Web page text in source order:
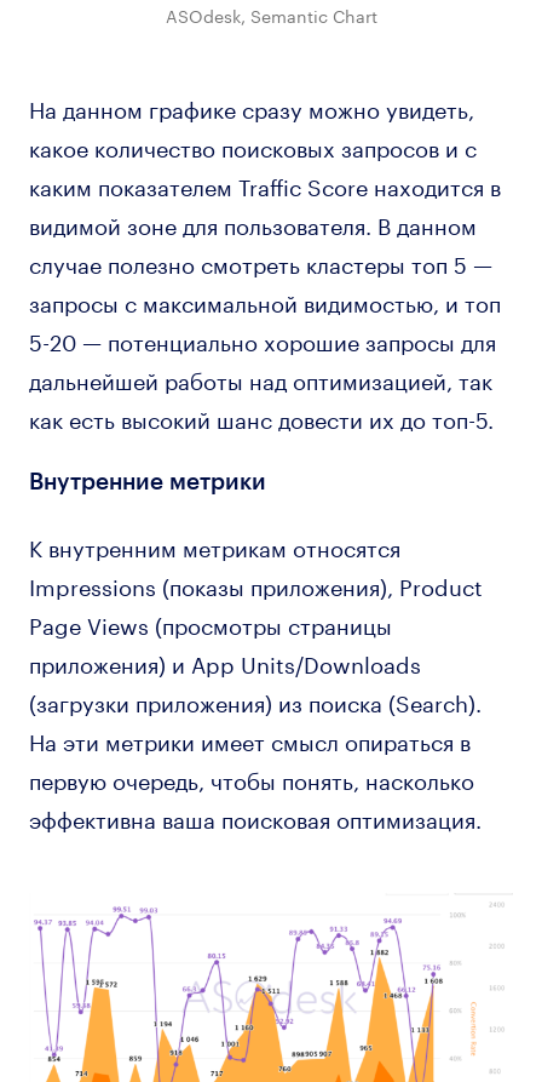
ASOdesk, Semantic Chart
На данном графике сразу можно увидеть,
какое количество поисковых запросов и с
каким показателем Traffic Score находится в
видимой зоне для пользователя. В данном
случае полезно смотреть кластеры топ 5 —
запросы с максимальной видимостью, и топ
5-20 — потенциально хорошие запросы для
дальнейшей работы над оптимизацией, так
как есть высокий шанс довести их до топ-5.
Внутренние метрики
К внутренним метрикам относятся
Impressions (показы приложения), Product
Page Views (просмотры страницы
приложения) и App Units/Downloads
(загрузки приложения) из поиска (Search).
На эти метрики имеет смысл опираться в
первую очередь, чтобы понять, насколько
эффективна ваша поисковая оптимизация.